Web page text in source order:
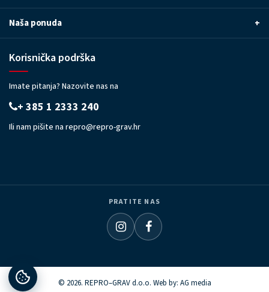
Naša ponuda +
Korisnička podrška
Imate pitanja? Nazovite nas na
+ 385 1 2333 240
Ili nam pišite na repro@repro-grav.hr
PRATITE NAS
© 2026. REPRO–GRAV d.o.o. Web by: AG media